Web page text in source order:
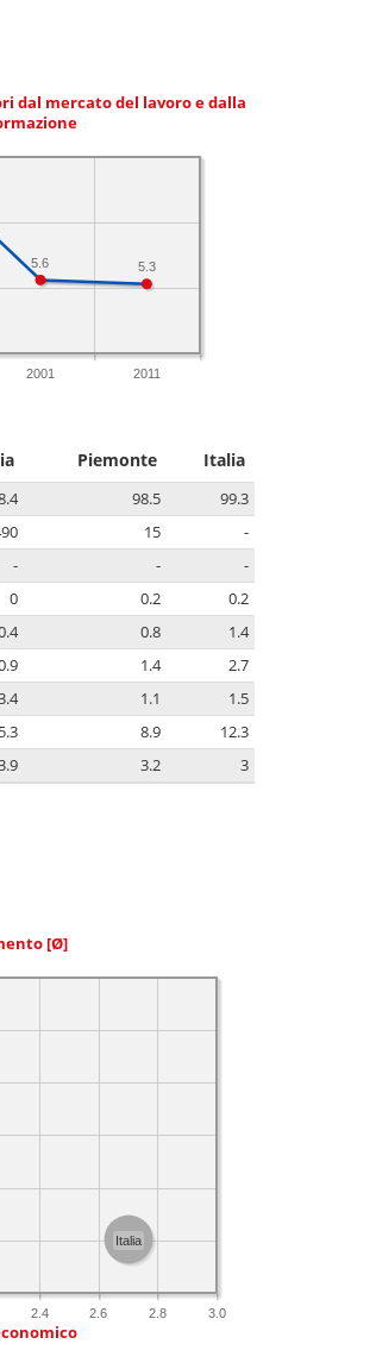
dal mercato del lavoro e dalla
2001 2011
5.3
5.6
Piemonte Italia
98.5
99.3
15
-
- -
-
0 0.2
0.2
0.8
1.4
1.4
2.7
1.1
1.5
5.3 8.9
12.3
3.2 3
[Ø]
2.4 2.6 2.8 3.0
Italia